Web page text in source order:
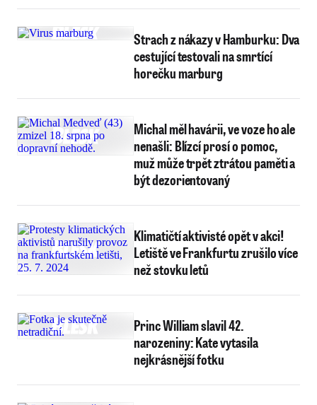
Strach z nákazy v Hamburku: Dva
cestující testovali na smrtící
horečku marburg
Michal měl havárii, ve voze ho ale
nenašli: Blízcí prosí o pomoc,
muž může trpět ztrátou paměti a
být dezorientovaný
Klimatičtí aktivisté opět v akci!
Letiště ve Frankfurtu zrušilo více
než stovku letů
Princ William slavil 42.
narozeniny: Kate vytasila
nejkrásnější fotku